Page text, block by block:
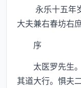
永乐十五年岁
大夫兼右春坊右
序
太医罗先生。
其道大行。惧夫